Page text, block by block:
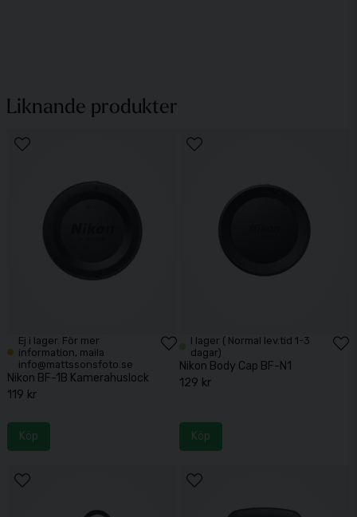
Liknande produkter
Ej i lager. För mer
information, maila
info@mattssonsfoto.se
Nikon BF-1B Kamerahuslock
119 kr
Köp
I lager ( Normal lev.tid 1-3
dagar)
Nikon Body Cap BF-N1
129 kr
Köp